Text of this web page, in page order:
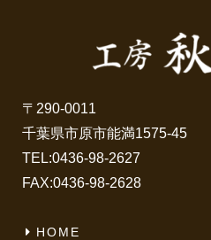
〒290-0011
千葉県市原市能満1575-45
TEL:0436-98-2627
FAX:0436-98-2628
HOME